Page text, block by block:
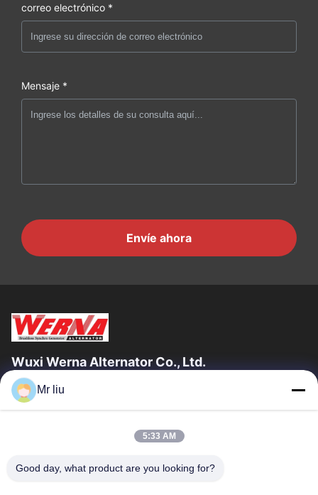
correo electrónico *
Mensaje *
Envíe ahora
Wuxi Werna Alternator Co., Ltd.
Enlaces Rápidos
Sobre Nosotros
Recorrido Por La Fábrica
Control De Calidad
Mr liu
5:33 AM
Good day, what product are you looking for?